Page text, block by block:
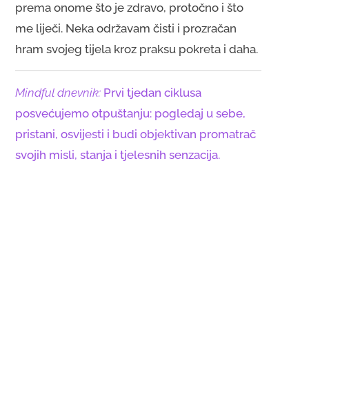
prema onome što je zdravo, protočno i što
me liječi. Neka održavam čisti i prozračan
hram svojeg tijela kroz praksu pokreta i daha.
Mindful dnevnik: Prvi tjedan ciklusa
posvećujemo otpuštanju: pogledaj u sebe,
pristani, osvijesti i budi objektivan promatrač
svojih misli, stanja i tjelesnih senzacija.